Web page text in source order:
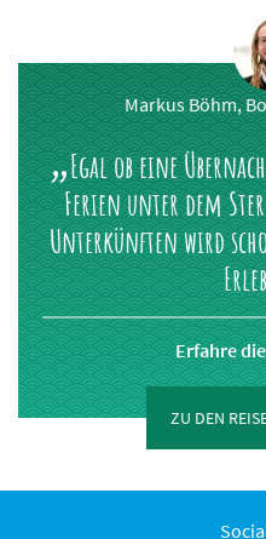
Markus Böhm,
Egal ob eine
Ferien unter dem
Unterkünften wird
Erfahre
ZU DEN